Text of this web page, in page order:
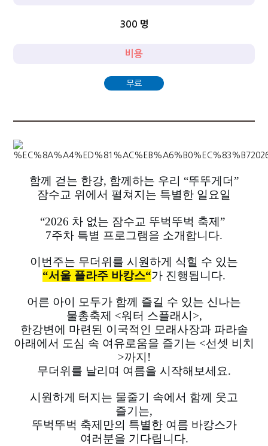
300 명
비용
무료
함께 걷는 한강, 함께하는 우리 “뚜뚜게더”
잠수교 위에서 펼쳐지는 특별한 일요일
“2026 차 없는 잠수교 뚜벅뚜벅 축제”
7주차 특별 프로그램을 소개합니다.
이번주는 무더위를 시원하게 식힐 수 있는
“서울 플라주 바캉스“가 진행됩니다.
어른 아이 모두가 함께 즐길 수 있는 신나는
물총축제 <워터 스플래시>,
한강변에 마련된 이국적인 모래사장과 파라솔
아래에서 도심 속 여유로움을 즐기는 <선셋 비치
>까지!
무더위를 날리며 여름을 시작해보세요.
시원하게 터지는 물줄기 속에서 함께 웃고
즐기는,
뚜벅뚜벅 축제만의 특별한 여름 바캉스가
여러분을 기다립니다.